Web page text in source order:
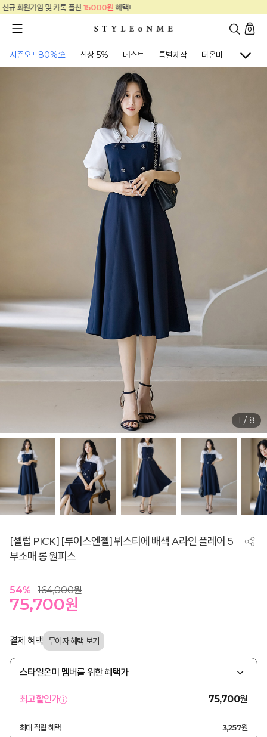
!
0
시즌오프80%⛱ 신상 5% 베스트 특별제작 더온미 골프웨어
1 / 8
[셀럽 PICK] [루이스엔젤] 뷔스티에 배색 A라인 플레어 5
부소매 롱 원피스
54% 164,000원
75,700원
결제 혜택
스타일온미 멤버를 위한 혜택가
최고할인가 75,700원
최대 적립 혜택 3,257원